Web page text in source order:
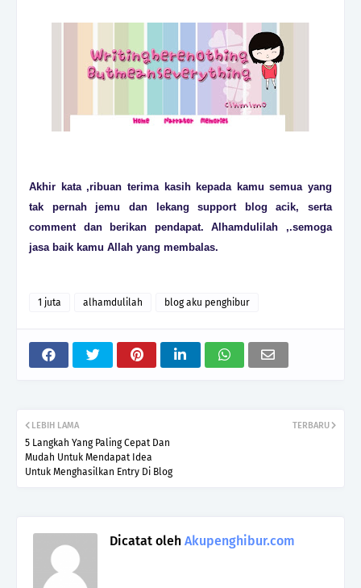
Akhir kata ,ribuan terima kasih kepada kamu semua yang
tak pernah jemu dan lekang support blog acik, serta
comment dan berikan pendapat. Alhamdulilah ,.semoga
jasa baik kamu Allah yang membalas.
1 juta alhamdulilah blog aku penghibur
TERBARU
LEBIH LAMA
5 Langkah Yang Paling Cepat Dan
Mudah Untuk Mendapat Idea
Untuk Menghasilkan Entry Di Blog
Dicatat oleh Akupenghibur.com